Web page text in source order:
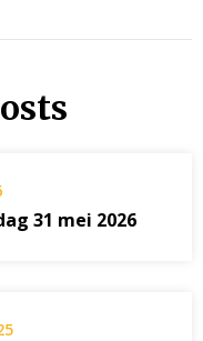
31 mei 2026